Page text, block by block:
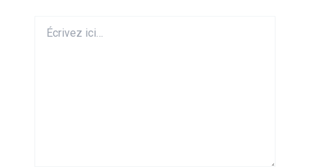
ici…